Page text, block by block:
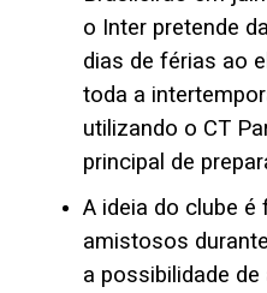
o Inter pretende
dias de férias ao
toda a
utilizando o CT
principal de
A ideia do clube
amistosos
a possibilidade